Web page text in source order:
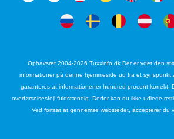
Ophavsret 2004-2026 Tuxxinfo.dk Der er ydet den
informationer på denne hjemmeside ud fra et synspunkt
garanteres at informationener hundred procent korrekt.
overførselsesfejl fuldstændig. Derfor kan du ikke udlede
Ved fortsat at gennemse webstedet, accepterer du